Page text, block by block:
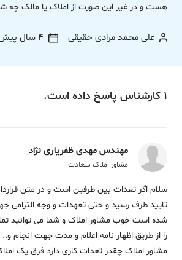
هست و در غیر این صورت از املاک یا مالک چه
علی محمد مرادی حقیقی 4 سال پیش
1 کارشناس پاسخ داده‌ است.
مهندس مهدی ظفریاری نژاد
مشاور املاک سعادت
سلام اگر تعدات بین طرفین است و در متن
تایید طرف رسید و حتی تعهدات و وجه التزامی
شده است خوب مشاور املاک و شما می توانید
را از طریق اظهار نامه اعلام و مدت جهت انجام و..
مشاور املاک چقدر تعدات کاری دارد فرق یک